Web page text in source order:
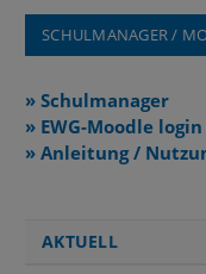
SCHULMANAGER /
» Schulmanager
» EWG-Moodle login
» Anleitung /
AKTUELL